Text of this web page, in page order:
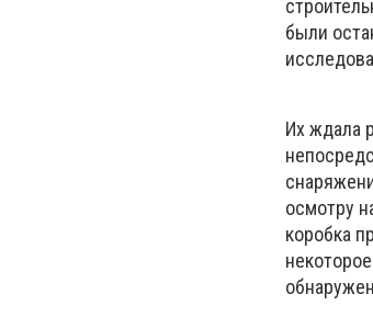
были
Их ждала
осмотру
коробка